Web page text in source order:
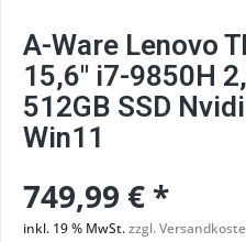
A-Ware Lenovo
15,6" i7-9850H
512GB SSD
Win11
749,99 € *
inkl. 19 % MwSt.zzgl.